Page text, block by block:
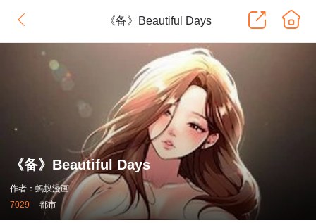
《备》Beautiful Days
《备》Beautiful Days
作者：蚂蚁漫画
7029
都市